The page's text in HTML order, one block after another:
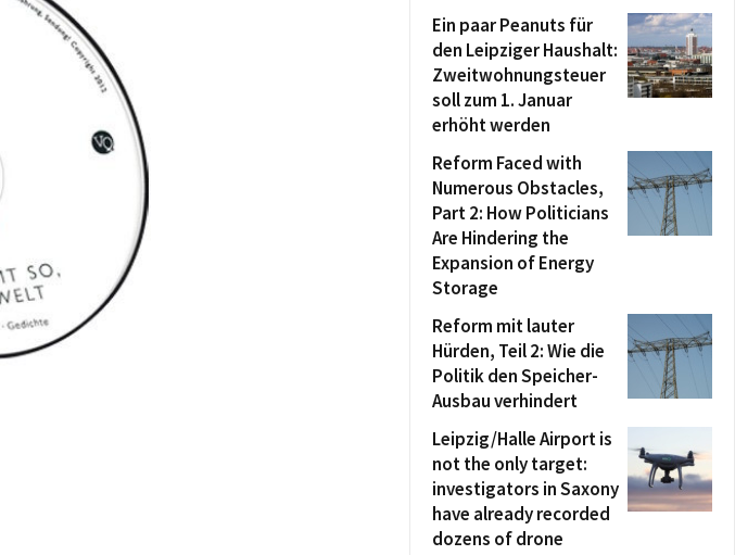
Ein paar Peanuts für
den Leipziger Haushalt:
Zweitwohnungsteuer
soll zum 1. Januar
erhöht werden
Reform Faced with
Numerous Obstacles,
Part 2: How Politicians
Are Hindering the
Expansion of Energy
Storage
Reform mit lauter
Hürden, Teil 2: Wie die
Politik den Speicher-
Ausbau verhindert
Leipzig/Halle Airport is
not the only target:
investigators in Saxony
have already recorded
dozens of drone